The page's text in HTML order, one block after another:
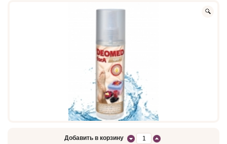
Добавить в корзину